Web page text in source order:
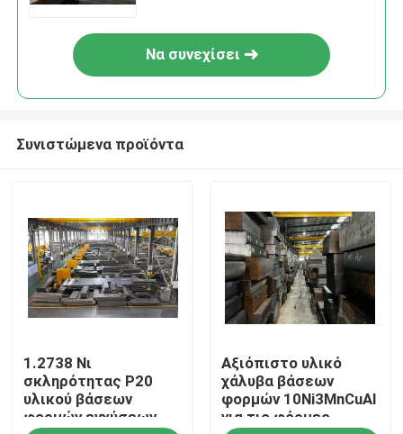
Αρχική Σελίδα
Προϊόντα
Βίντεο
Να συνεχίσει
Συνιστώμενα προϊόντα
1.2738 Νι
σκληρότητας P20
υλικού βάσεων
φορμών εγχύσεων
Αξιόπιστο υλικό
χάλυβα βάσεων
φορμών 10Ni3MnCuAl
για τις φόρμες